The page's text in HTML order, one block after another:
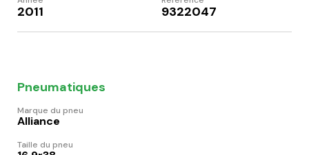
2011 9322047
Pneumatiques
Marque du pneu
Alliance
Taille du pneu